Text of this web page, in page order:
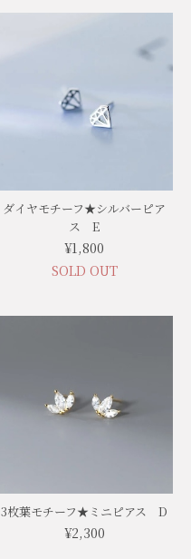
ダイヤモチーフ★シルバーピア
ス E
¥1,800
SOLD OUT
3枚葉モチーフ★ミニピアス D
¥2,300